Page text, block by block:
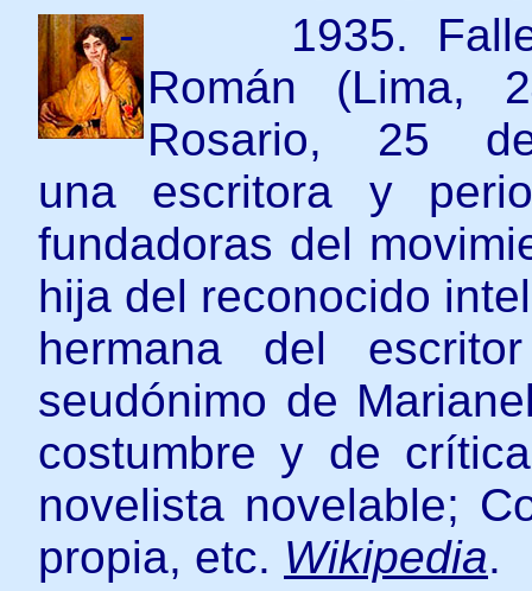
-
1935.
Román (Lima,
Rosario, 25
una escritora y
fundadoras del
hija del reconocido
hermana del
seudónimo de
costumbre y de
novelista novelable;
propia, etc. Wikipedia.